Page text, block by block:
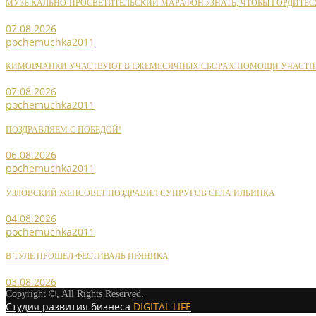
МУЗЫКАЛЬНО-ПРОСВЕТИТЕЛЬСКИЙ МАРАФОН «ЗНАТЬ, ЧТОБЫ
07.08.2026
pochemuchka2011
КИМОВЧАНКИ УЧАСТВУЮТ В ЕЖЕМЕСЯЧНЫХ СБОРАХ ПОМОЩИ
07.08.2026
pochemuchka2011
ПОЗДРАВЛЯЕМ С ПОБЕДОЙ!
06.08.2026
pochemuchka2011
УЗЛОВСКИЙ ЖЕНСОВЕТ ПОЗДРАВИЛ СУПРУГОВ СЕЛА ИЛЬИНКА
04.08.2026
pochemuchka2011
В ТУЛЕ ПРОШЕЛ ФЕСТИВАЛЬ ПРЯНИКА
03.08.2026
Copyright ©, All Rights Reserved.
Студия развития бизнеса DIGITAL LIFE